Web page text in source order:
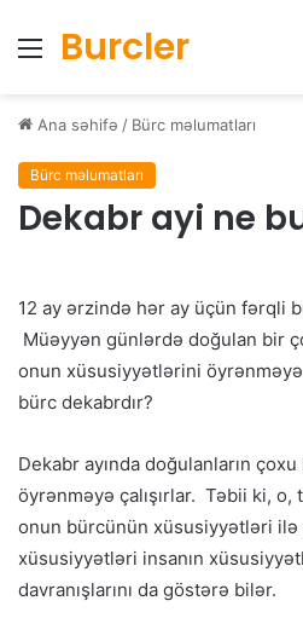
Menyu
Burcler
Ana səhifə / Bürc məlumatları
Bürc məlumatları
Dekabr ayi ne
12 ay ərzində hər ay üçün fərqli
Müəyyən günlərdə doğulan bir
onun xüsusiyyətlərini öyrənməyə
bürc dekabrdır?
Dekabr ayında doğulanların çoxu
öyrənməyə çalışırlar. Təbii ki,
onun bürcünün xüsusiyyətləri ilə
xüsusiyyətləri insanın
davranışlarını da göstərə bilər.